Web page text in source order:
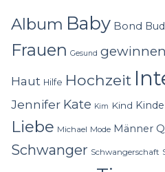
Album Baby Bond
Frauen Gesund gewinnen
Haut Hilfe Hochzeit
Jennifer Kate Kim Kind
Liebe Michael Mode Männer
Schwanger Schwangerschaft